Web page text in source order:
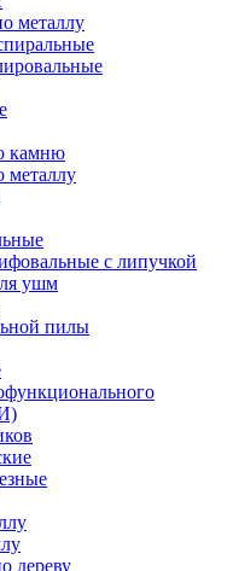
металлу
камню
металлу
с липучкой
ушм
пилы
дереву